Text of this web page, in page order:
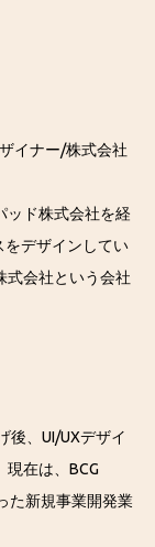
イナー/株式会社
ッド株式会社を経
デザインしてい
式会社という会社
後、UI/UXデザイ
在は、BCG
た新規事業開発業